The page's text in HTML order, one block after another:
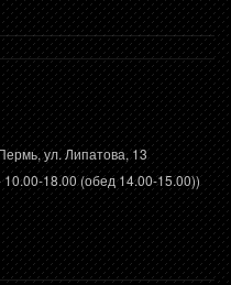
ул. Липатова, 13
18.00 (обед 14.00-15.00))